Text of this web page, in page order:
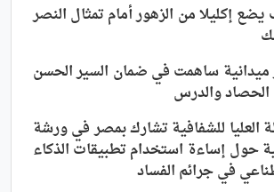
إكليلا من الزهور أمام تمثال النصر
ميدانية ساهمت في ضمان السير الحسن
الحصاد والدرس
العليا للشفافية تشارك بمصر في ورشة
حول إساءة استخدام تطبيقات الذكاء
في جرائم الفساد